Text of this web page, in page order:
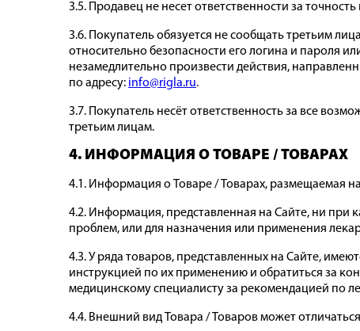
3.5. Продавец не несет ответственности за
3.6. Покупатель обязуется не сообщать третьим
относительно безопасности его логина и пароля
незамедлительно произвести действия,
по адресу: info@rigla.ru.
3.7. Покупатель несёт ответственность за все
третьим лицам.
4. ИНФОРМАЦИЯ О ТОВАРЕ / ТОВАРАХ
4.1. Информация о Товаре / Товарах, размещаемая
4.2. Информация, представленная на Сайте, ни при
проблем, или для назначения или применения
4.3. У ряда товаров, представленных на Сайте,
инструкцией по их применению и обратиться за
медицинскому специалисту за рекомендацией по
4.4. Внешний вид Товара / Товаров может